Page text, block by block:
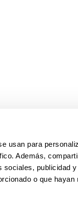
usan para
Además,
publicidad
o que